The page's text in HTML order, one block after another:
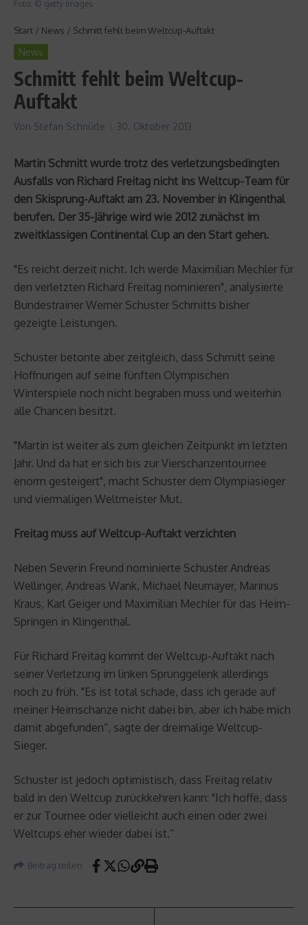
Foto: © getty images
Start / News / Schmitt fehlt beim Weltcup-Auftakt
News
Schmitt fehlt beim Weltcup-
Auftakt
Von Stefan Schnürle 30. Oktober 2013
Martin Schmitt wurde trotz des verletzungsbedingten
Ausfalls von Richard Freitag nicht ins Weltcup-Team für
den Skisprung-Auftakt am 23. November in Klingenthal
berufen. Der 35-Jährige wird wie 2012 zunächst im
zweitklassigen Continental Cup an den Start gehen.
"Es reicht derzeit nicht. Ich werde Maximilian Mechler für
den verletzten Richard Freitag nominieren", analysierte
Bundestrainer Werner Schuster Schmitts bisher
gezeigte Leistungen.
Schuster betonte aber zeitgleich, dass Schmitt seine
Hoffnungen auf seine fünften Olympischen
Winterspiele noch nicht begraben muss und weiterhin
alle Chancen besitzt.
"Martin ist weiter als zum gleichen Zeitpunkt im letzten
Jahr. Und da hat er sich bis zur Vierschanzentournee
enorm gesteigert", macht Schuster dem Olympiasieger
und viermaligen Weltmeister Mut.
Freitag muss auf Weltcup-Auftakt verzichten
Neben Severin Freund nominierte Schuster Andreas
Wellinger, Andreas Wank, Michael Neumayer, Marinus
Kraus, Karl Geiger und Maximilian Mechler für das Heim-
Springen in Klingenthal.
Für Richard Freitag kommt der Weltcup-Auftakt nach
seiner Verletzung im linken Sprunggelenk allerdings
noch zu früh. "Es ist total schade, dass ich gerade auf
meiner Heimschanze nicht dabei bin, aber ich habe mich
damit abgefunden“, sagte der dreimalige Weltcup-
Sieger.
Schuster ist jedoch optimistisch, dass Freitag relativ
bald in den Weltcup zurückkehren kann: "Ich hoffe, dass
er zur Tournee oder vielleicht auch einen oder zwei
Weltcups eher wieder dabei ist.“
Beitrag teilen